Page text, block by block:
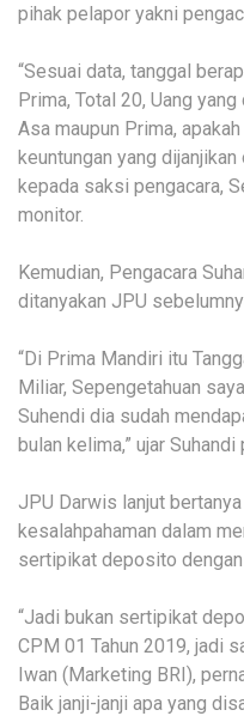
pihak pelapor yakni
“Sesuai data, tanggal
Prima, Total 20, Uang
Asa maupun Prima,
keuntungan yang
kepada saksi pengacara,
monitor.
Kemudian, Pengacara
ditanyakan JPU
“Di Prima Mandiri itu
Miliar, Sepengetahuan
Suhendi dia sudah
bulan kelima,” ujar Suhandi
JPU Darwis lanjut
kesalahpahaman dalam
sertipikat deposito
“Jadi bukan sertipikat
CPM 01 Tahun 2019, jadi
Iwan (Marketing BRI),
Baik janji-janji apa yang